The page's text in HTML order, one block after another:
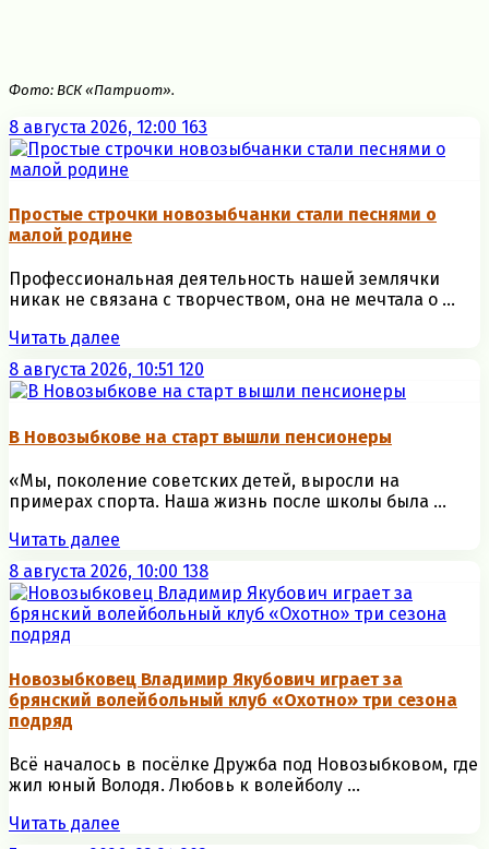
Фото: ВСК «Патриот».
8 августа 2026, 12:00 163
Простые строчки новозыбчанки стали песнями о
малой родине
Профессиональная деятельность нашей землячки
никак не связана с творчеством, она не мечтала о ...
Читать далее
8 августа 2026, 10:51 120
В Новозыбкове на старт вышли пенсионеры
«Мы, поколение советских детей, выросли на
примерах спорта. Наша жизнь после школы была ...
Читать далее
8 августа 2026, 10:00 138
Новозыбковец Владимир Якубович играет за
брянский волейбольный клуб «Охотно» три сезона
подряд
Всё началось в посёлке Дружба под Новозыбковом, где
жил юный Володя. Любовь к волейболу ...
Читать далее